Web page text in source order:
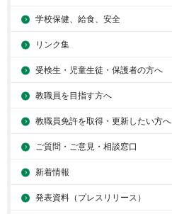
学校保健、給食、安全
リンク集
受検生・児童生徒・保護者の方へ
教職員を目指す方へ
教職員免許を取得・更新したい方へ
ご質問・ご意見・相談窓口
新着情報
発表資料（プレスリリース）